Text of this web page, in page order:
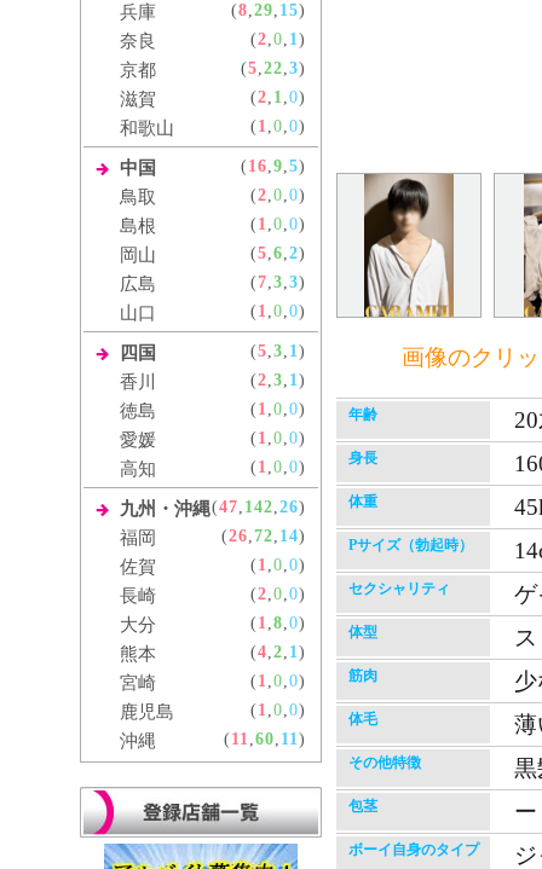
兵庫 (8,29, 15)
奈良 (2,0, 1)
京都 (5,22,3)
滋賀 (2, 1,0)
和歌山 ( 1,0,0)
中国 ( 16,9,5)
鳥取 (2,0,0)
島根 ( 1,0,0)
岡山 (5,6,2)
広島 (7,3,3)
山口 ( 1,0,0)
四国 (5,3, 1)
香川 (2,3, 1)
徳島 ( 1,0,0)
愛媛 ( 1,0,0)
高知 ( 1,0,0)
九州・沖縄(47, 142,26)
福岡 (26,72, 14)
佐賀 ( 1,0,0)
長崎 (2,0,0)
大分 ( 1,8,0)
熊本 (4,2, 1)
宮崎 ( 1,0,0)
鹿児島 ( 1,0,0)
沖縄 ( 11,60, 11)
画像のクリ
年齢
身長
体重
Pサイズ（勃起時）
セクシャリティ ゲ
体型
筋肉
体毛 薄
その他特徴 黒
包茎 ー
ボーイ自身のタイプ